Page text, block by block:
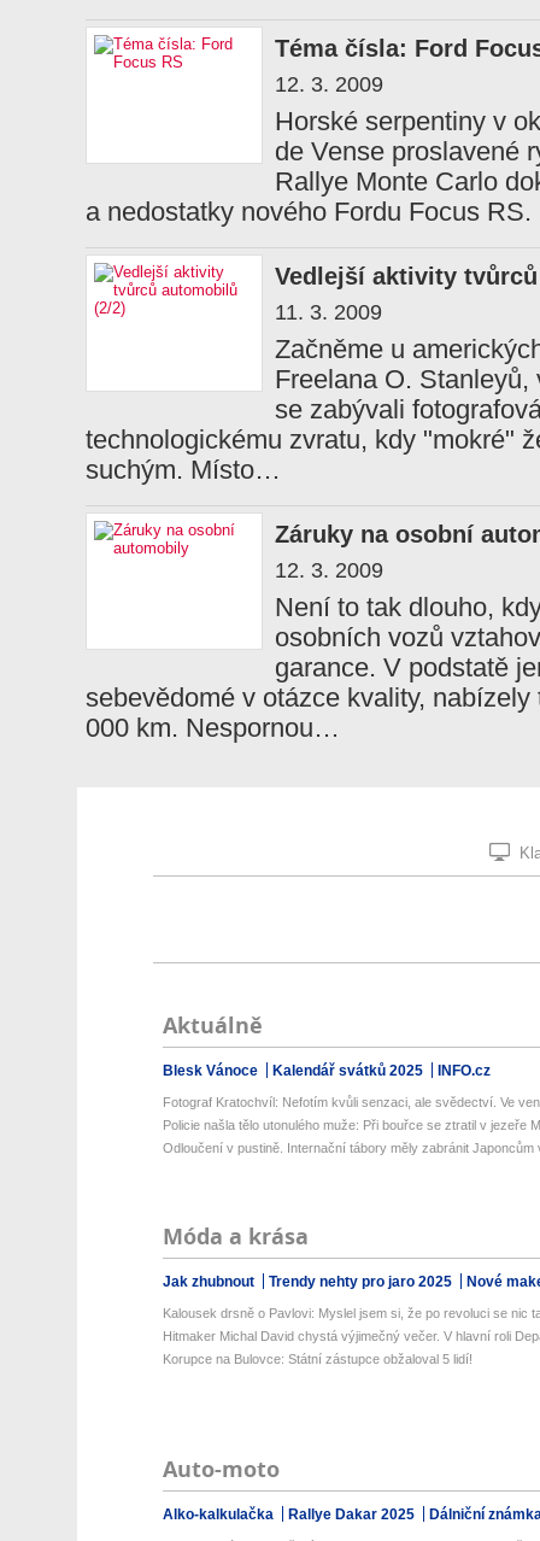
Téma čísla: Ford
12. 3. 2009
Horské serpentiny v
de Vense proslavené
Rallye Monte Carlo
a nedostatky nového Fordu Focus RS.
Vedlejší aktivity
11. 3. 2009
Začněme u
Freelana O.
se zabývali
technologickému zvratu, kdy "mokré"
suchým. Místo…
Záruky na osobní
12. 3. 2009
Není to tak dlouho,
osobních vozů
garance. V podstatě
sebevědomé v otázce kvality,
000 km. Nespornou…
Aktuálně
Blesk Vánoce Kalendář svátků 2025 INFO.cz
Fotograf Kratochvíl: Nefotím kvůli senzaci, ale svědectví. Ve
Policie našla tělo utonulého muže: Při bouřce se ztratil v jezeře
Odloučení v pustině. Internační tábory měly zabránit Japoncům
Móda a krása
Jak zhubnout Trendy nehty pro jaro 2025 Nové
Kalousek drsně o Pavlovi: Myslel jsem si, že po revoluci se nic
Hitmaker Michal David chystá výjimečný večer. V hlavní roli
Korupce na Bulovce: Státní zástupce obžaloval 5 lidí!
Auto-moto
Alko-kalkulačka Rallye Dakar 2025 Dálniční